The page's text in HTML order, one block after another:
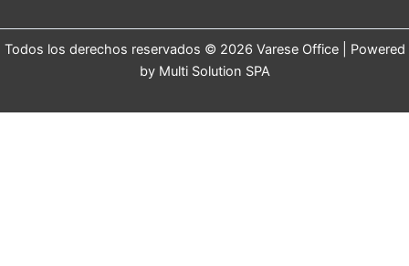
Todos los derechos reservados © 2026 Varese Office | Powered
by Multi Solution SPA